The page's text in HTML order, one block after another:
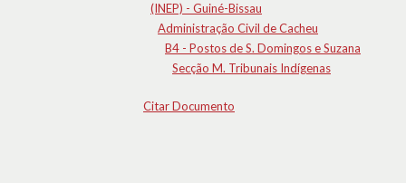
(INEP) - Guiné-Bissau
Administração Civil de Cacheu
B4 - Postos de S. Domingos e Suzana
Secção M. Tribunais Indígenas
Citar Documento